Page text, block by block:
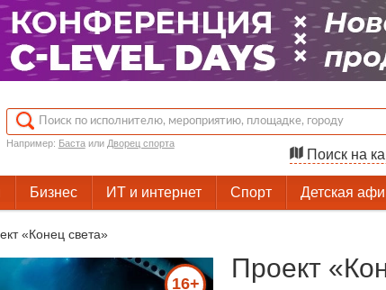
Например: Бастаили Дворец спорта
Поиск на
Бизнес ИТ и интернет Спорт Детская
«Конец света»
16+
Проект